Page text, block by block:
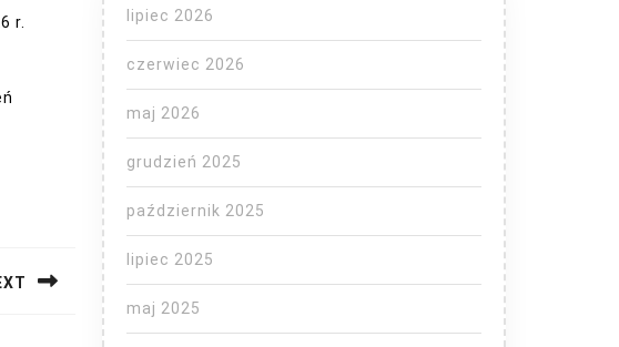
r.
lipiec 2026
czerwiec 2026
maj 2026
grudzień 2025
październik 2025
lipiec 2025
maj 2025